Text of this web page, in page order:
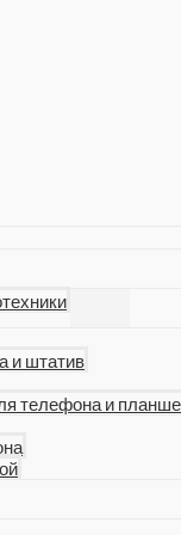
и штатив
телефона и